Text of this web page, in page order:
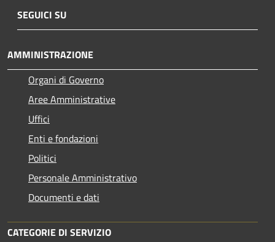
SEGUICI SU
AMMINISTRAZIONE
Organi di Governo
Aree Amministrative
Uffici
Enti e fondazioni
Politici
Personale Amministrativo
Documenti e dati
CATEGORIE DI SERVIZIO